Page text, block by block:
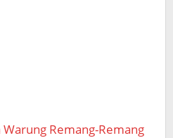
Warung Remang-Remang